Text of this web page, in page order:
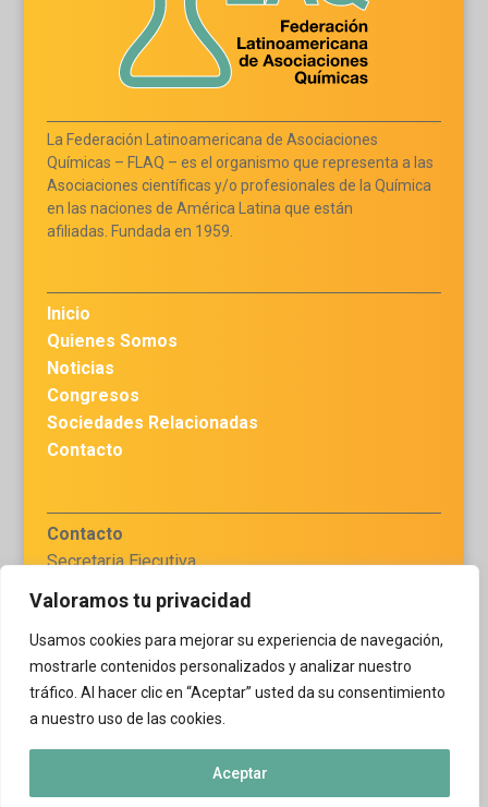
Valoramos tu privacidad
Usamos cookies para mejorar su experiencia de navegación,
mostrarle contenidos personalizados y analizar nuestro
tráfico. Al hacer clic en “Aceptar” usted da su consentimiento
a nuestro uso de las cookies.
Aceptar
La Federación Latinoamericana de Asociaciones
Químicas – FLAQ – es el organismo que representa a las
Asociaciones científicas y/o profesionales de la Química
en las naciones de América Latina que están
afiliadas. Fundada en 1959.
Inicio
Quienes Somos
Noticias
Congresos
Sociedades Relacionadas
Contacto
Contacto
Secretaria Ejecutiva
Dra. Haydee Chávez
secretariaejecutiva.flaq
@gmail.com
© Federación Latinoamericana de Asociaciones Químicas.